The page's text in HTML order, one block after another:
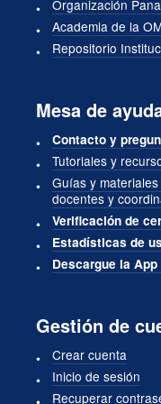
Organización
Academia de la
Repositorio
Mesa de
Contacto y
Tutoriales y
Guías y
docentes y
Verificación de
Estadísticas de
Descargue la
Gestión de
Crear cuenta
Inicio de sesión
Recuperar